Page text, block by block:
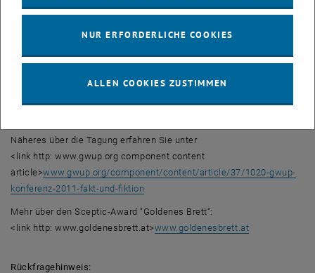
verliehen – eine ganz besondere „Auszeichnung“ für den
„Fakt und Fiktion“ Fachvorträge gehalten, u.a. von Prof. Edzard Ernst,
Näheres über die Tagung erfahren Sie unter
<link http: www.gwup.org component content
article>www.gwup.org/component/content/article/37/1020-gwup-
konferenz-2011-fakt-und-fiktion
Mehr über den Sceptic-Award "Goldenes Brett":
<link http: www.goldenesbrett.at>www.goldenesbrett.at
Rückfragehinweis:
NUR ERFORDERLICHE COOKIES
ALLEN COOKIES ZUSTIMMEN